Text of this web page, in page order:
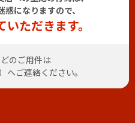
になりますので、
ただきます。
のご用件は
へご連絡ください。